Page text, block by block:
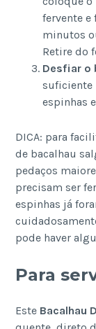
fervente e
minutos
Retire do
Desfiar o
suficiente
espinhas
DICA: para
de bacalhau
pedaços
precisam ser
espinhas já
pode haver
Para
Este Bacalhau